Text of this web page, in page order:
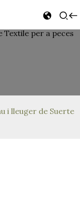
i lleuger de Suerte